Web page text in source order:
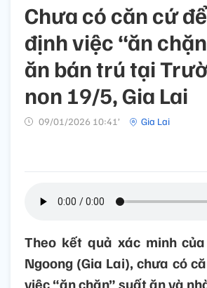
Chưa có căn cứ
định việc “ăn
ăn bán trú tại
non 19/5, Gia Lai
09/01/2026 10:41’ Gia Lai
Theo kết quả xác minh
Ngoong (Gia Lai), chưa có
việc “ăn chặn” suất ăn và